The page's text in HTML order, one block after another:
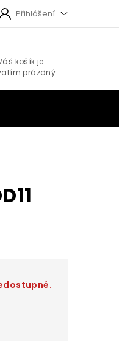
Přihlášení
košík je
prázdný